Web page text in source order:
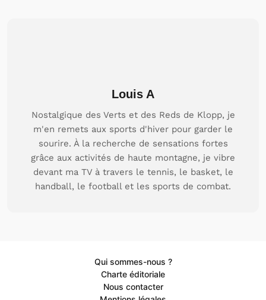
Louis A
Nostalgique des Verts et des Reds de Klopp, je
m'en remets aux sports d'hiver pour garder le
sourire. À la recherche de sensations fortes
grâce aux activités de haute montagne, je vibre
devant ma TV à travers le tennis, le basket, le
handball, le football et les sports de combat.
Qui sommes-nous ?
Charte éditoriale
Nous contacter